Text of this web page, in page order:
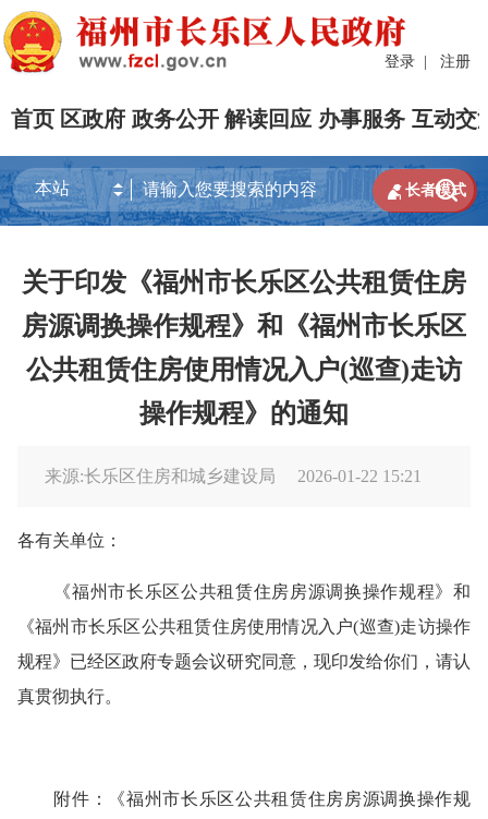
登录 | 注册
首页 区政府 政务公开 解读回应 办事服务 互动交

 长者模式
关于印发《福州市长乐区公共租赁住房
房源调换操作规程》和《福州市长乐区
公共租赁住房使用情况入户(巡查)走访
操作规程》的通知
来源:长乐区住房和城乡建设局 2026-01-22 15:21
各有关单位 ：
《福州市长乐区公共租赁住房房源调换操作规程》和
《福州市长乐区公共租赁住房使用情况入户(巡查)走访操作
规程》 已经区政府专题会议研究同意，现印发给你们，请认
真贯彻执行。
附件：
《福州市长乐区公共租赁住房房源调换操作规